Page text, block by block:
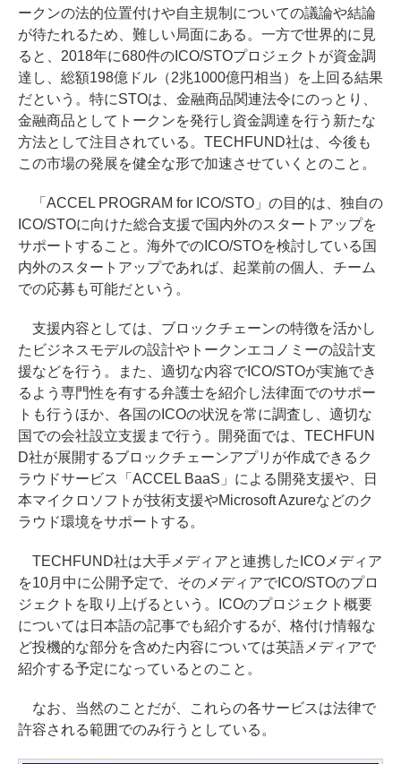
ークンの法的位置付けや自主規制についての議論や結論
が待たれるため、難しい局面にある。一方で世界的に見
ると、2018年に680件のICO/STOプロジェクトが資金調
達し、総額198億ドル（2兆1000億円相当）を上回る結果
だという。特にSTOは、金融商品関連法令にのっとり、
金融商品としてトークンを発行し資金調達を行う新たな
方法として注目されている。TECHFUND社は、今後も
この市場の発展を健全な形で加速させていくとのこと。
「ACCEL PROGRAM for ICO/STO」の目的は、独自の
ICO/STOに向けた総合支援で国内外のスタートアップを
サポートすること。海外でのICO/STOを検討している国
内外のスタートアップであれば、起業前の個人、チーム
での応募も可能だという。
支援内容としては、ブロックチェーンの特徴を活かし
たビジネスモデルの設計やトークンエコノミーの設計支
援などを行う。また、適切な内容でICO/STOが実施でき
るよう専門性を有する弁護士を紹介し法律面でのサポー
トも行うほか、各国のICOの状況を常に調査し、適切な
国での会社設立支援まで行う。開発面では、TECHFUN
D社が展開するブロックチェーンアプリが作成できるク
ラウドサービス「ACCEL BaaS」による開発支援や、日
本マイクロソフトが技術支援やMicrosoft Azureなどのク
ラウド環境をサポートする。
TECHFUND社は大手メディアと連携したICOメディア
を10月中に公開予定で、そのメディアでICO/STOのプロ
ジェクトを取り上げるという。ICOのプロジェクト概要
については日本語の記事でも紹介するが、格付け情報な
ど投機的な部分を含めた内容については英語メディアで
紹介する予定になっているとのこと。
なお、当然のことだが、これらの各サービスは法律で
許容される範囲でのみ行うとしている。